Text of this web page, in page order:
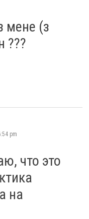
мене (з
???
pm
что это
на